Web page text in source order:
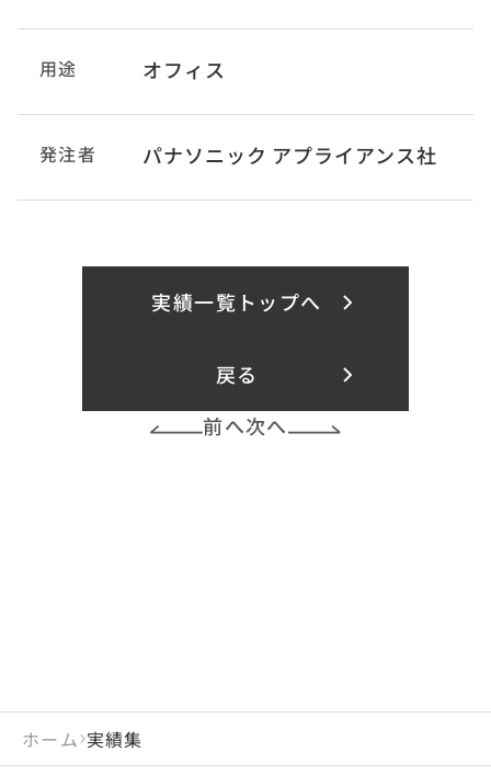
用途 オフィス
発注者 パナソニック アプライアンス社
実績一覧トップへ
戻る
前へ次へ
ホーム 実績集